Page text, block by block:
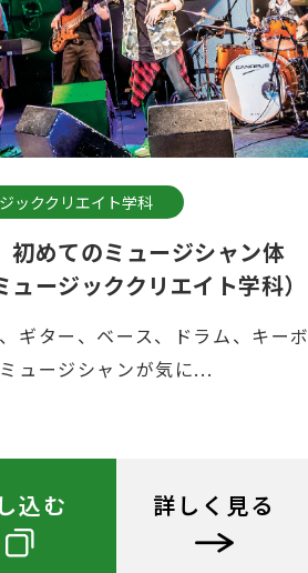
ッククリエイト学科
初めてのミュージシャン体
ュージッククリエイト学科）
ギター、ベース、ドラム、キーボ
ュージシャンが気に...
込む 詳しく見る